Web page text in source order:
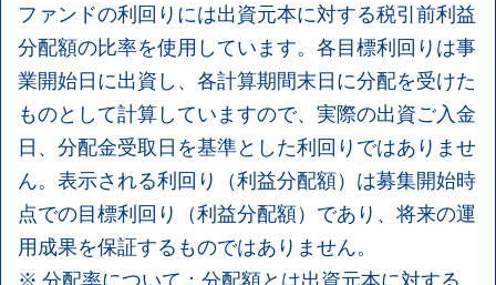
ファンドの利回りには出資元本に対する税引前利益
分配額の比率を使用しています。各目標利回りは事
業開始日に出資し、各計算期間末日に分配を受けた
ものとして計算していますので、実際の出資ご入金
日、分配金受取日を基準とした利回りではありませ
ん。表示される利回り（利益分配額）は募集開始時
点での目標利回り（利益分配額）であり、将来の運
用成果を保証するものではありません。